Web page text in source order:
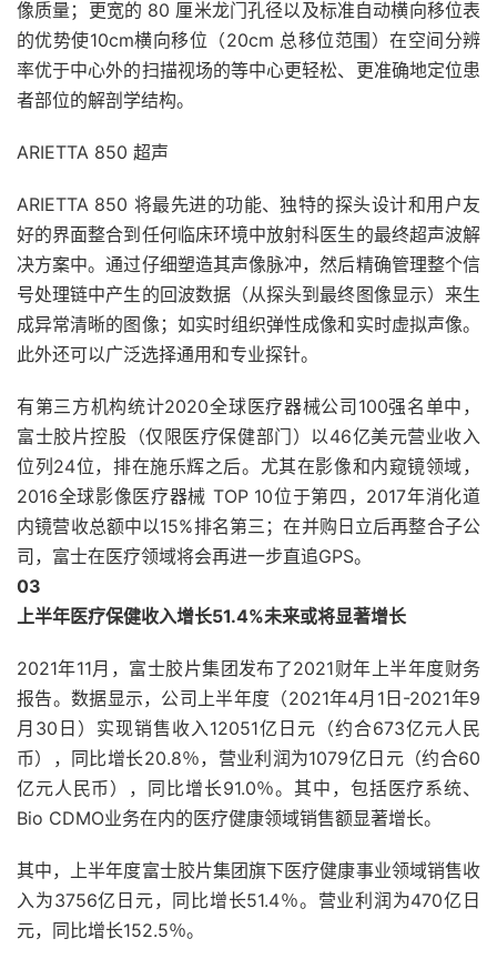
像质量；更宽的 80 厘米龙门孔径以及标准自动横向移位表
的优势使10cm横向移位（20cm 总移位范围）在空间分辨
率优于中心外的扫描视场的等中心更轻松、更准确地定位患
者部位的解剖学结构。
ARIETTA 850 超声
ARIETTA 850 将最先进的功能、独特的探头设计和用户友
好的界面整合到任何临床环境中放射科医生的最终超声波解
决方案中。通过仔细塑造其声像脉冲，然后精确管理整个信
号处理链中产生的回波数据（从探头到最终图像显示）来生
成异常清晰的图像；如实时组织弹性成像和实时虚拟声像。
此外还可以广泛选择通用和专业探针。
有第三方机构统计2020全球医疗器械公司100强名单中，
富士胶片控股（仅限医疗保健部门）以46亿美元营业收入
位列24位，排在施乐辉之后。尤其在影像和内窥镜领域，
2016全球影像医疗器械 TOP 10位于第四，2017年消化道
内镜营收总额中以15%排名第三；在并购日立后再整合子公
司，富士在医疗领域将会再进一步直追GPS。
03
上半年医疗保健收入增长51.4%未来或将显著增长
2021年11月，富士胶片集团发布了2021财年上半年度财务
报告。数据显示，公司上半年度（2021年4月1日-2021年9
月30日）实现销售收入12051亿日元（约合673亿元人民
币），同比增长20.8％，营业利润为1079亿日元（约合60
亿元人民币），同比增长91.0％。其中，包括医疗系统、
Bio CDMO业务在内的医疗健康领域销售额显著增长。
其中，上半年度富士胶片集团旗下医疗健康事业领域销售收
入为3756亿日元，同比增长51.4％。营业利润为470亿日
元，同比增长152.5％。